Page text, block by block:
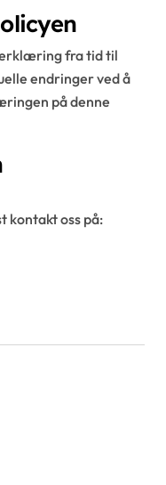
fra tid til
endringer ved å
på denne
oss på: